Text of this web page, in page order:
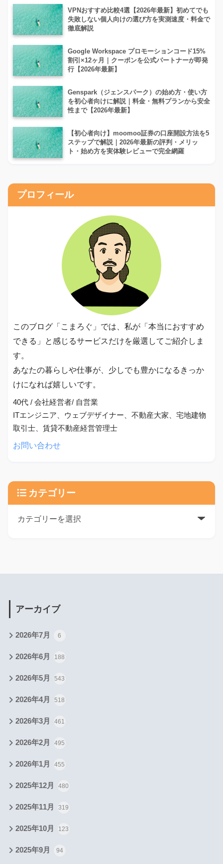
VPNおすすめ比較4選【2026年最新】初めてでも
失敗しない個人向けの選び方を実測速度・料金で
徹底解説
Google Workspace プロモーションコード15%
割引×12ヶ月｜クーポンを公式パートナーが即発
行【2026年最新】
Genspark（ジェンスパーク）の始め方・使い方
を初心者向けに解説｜料金・無料プランから安全
性まで【2026年最新】
【初心者向け】moomoo証券の口座開設方法を5
ステップで解説｜2026年最新の評判・メリッ
ト・始め方を実体験レビューで完全網羅
プロフィール
このブログ「こまろぐ」では、私が「本当におすすめ
できる」と感じるサービスだけを厳選してご紹介しま
す。
あなたの暮らしや仕事が、少しでも豊かになるきっか
けになれば嬉しいです。
40代 / 会社経営者/ 自営業
ITエンジニア、ウェブデザイナー、不動産大家、宅地建物
取引士、賃貸不動産経営管理士
お問い合わせ
カテゴリー
アーカイブ
2026年7月 6
2026年6月 188
2026年5月 543
2026年4月 518
2026年3月 461
2026年2月 495
2026年1月 455
2025年12月 480
2025年11月 319
2025年10月 123
2025年9月 94